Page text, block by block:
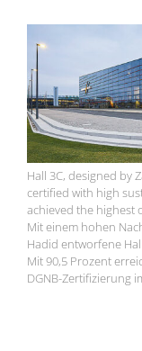
Hall 3C, designed by
certified with high
achieved the highest
Mit einem hohen
Hadid entworfene
Mit 90,5 Prozent
DGNB-Zertifizierung